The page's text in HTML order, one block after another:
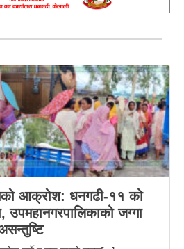
आक्रोश: धनगढी-११ को
उपमहानगरपालिकाको जग्गा